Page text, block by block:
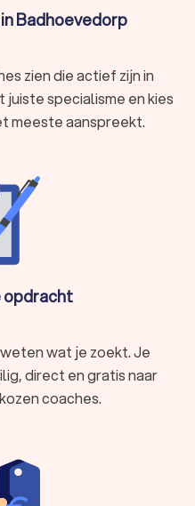
Badhoevedorp
zien die actief zijn in
specialisme en kies
meeste aanspreekt.
opdracht
wat je zoekt. Je
direct en gratis naar
coaches.